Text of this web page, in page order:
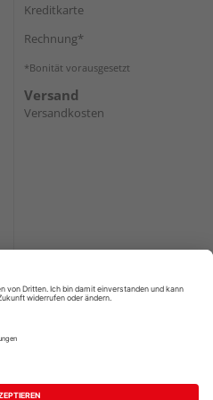
Kreditkarte
Rechnung*
*Bonität vorausgesetzt
Versand
Versandkosten
Widerruf Datenschutz